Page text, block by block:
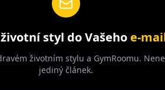
styl do Vašeho e-
životním stylu a GymRoomu.
jediný článek.